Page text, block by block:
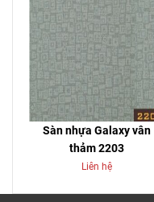
Sàn nhựa Galaxy vân
thảm 2203
Liên hệ